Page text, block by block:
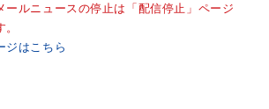
ールニュースの停止は「配信停止」ページ
はこちら